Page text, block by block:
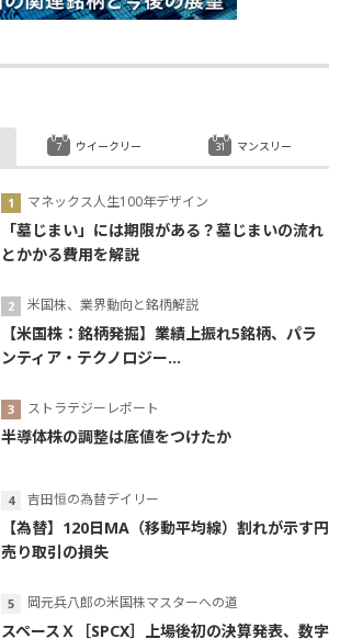
マネックス人生100年デザイン
「墓じまい」には期限がある？墓じまいの流れ
とかかる費用を解説
米国株、業界動向と銘柄解説
【米国株：銘柄発掘】業績上振れ5銘柄、パラ
ンティア・テクノロジー...
ストラテジーレポート
半導体株の調整は底値をつけたか
吉田恒の為替デイリー
【為替】120日MA（移動平均線）割れが示す円
売り取引の損失
岡元兵八郎の米国株マスターへの道
スペースＸ［SPCX］上場後初の決算発表、数字
ウイークリー マンスリー